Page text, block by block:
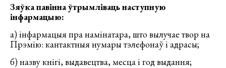
Зяўка павінна ўтрымліваць наступную
інфармацыю:
а) інфармацыя пра намінатара, што вылучае твор на
Прэмію: кантактныя нумары тэлефонаў і адрасы;
б) назву кнігі, выдавецтва, месца і год выдання;